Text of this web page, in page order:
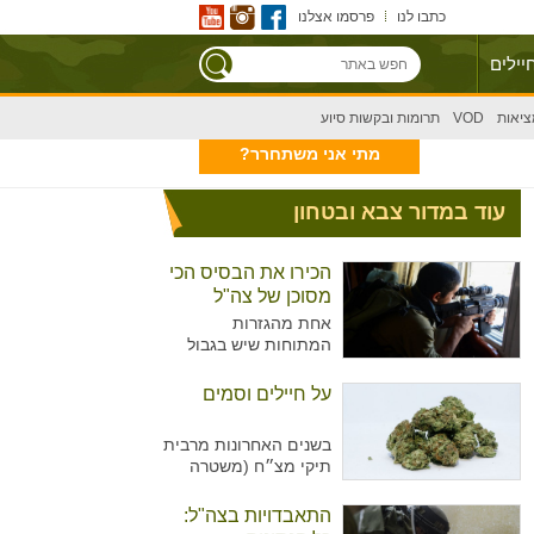
כתבו לנו פרסמו אצלנו
VOD תרומות ובקשות סיוע
מתי אני משתחרר?
עוד במדור צבא ובטחון
הכירו את הבסיס הכי
מסוכן של צה"ל
אחת מהגזרות
המתוחות שיש בגבול
שבה, בין היתר, נמצא
מוצב גלדיולה שאותו
זוכים לוחמי חי"ר, שריון
במהלך שירותם הקרבי.
על חיילים וסמים
בשנים האחרונות מרבית
תיקי מצ״ח (משטרה
המגיעים לבתי הדין
התאבדויות בצה"ל: